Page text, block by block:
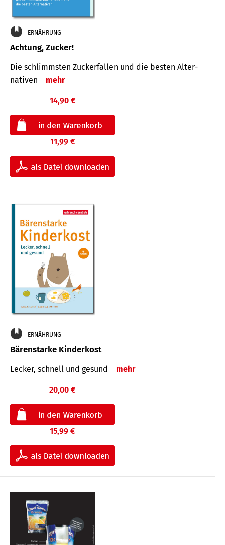
ERNÄHRUNG
Achtung, Zucker!
Die schlimmsten Zucker­fallen und die besten Alter­
nativen
mehr
14,90 €
11,99 €
ERNÄHRUNG
Bärenstarke Kinderkost
Lecker, schnell und gesund mehr
20,00 €
15,99 €